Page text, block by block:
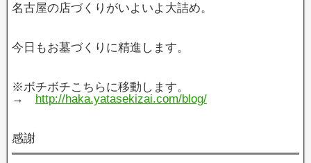
名古屋の店づくりがいよいよ大詰め。
今日もお墓づくりに精進します。
※ボチボチこちらに移動します。
→ http://haka.yatasekizai.com/blog/
感謝